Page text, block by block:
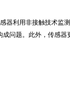
利用非接触技术监
问题。此外，传感